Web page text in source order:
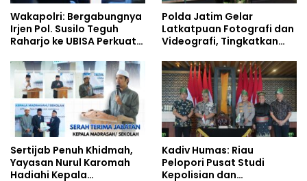
Wakapolri: Bergabungnya
Irjen Pol. Susilo Teguh
Raharjo ke UBISA Perkuat
Studi Kepolisian
Polda Jatim Gelar
Latkatpuan Fotografi dan
Videografi, Tingkatkan
Era Digital
Sertijab Penuh Khidmah,
Yayasan Nurul Karomah
Hadiahi Kepala
Kadiv Humas: Riau
Pelopori Pusat Studi
Kepolisian dan